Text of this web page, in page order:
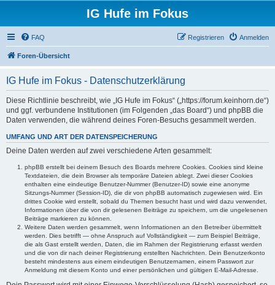
IG Hufe im Fokus
FAQ Anmelden
Registrieren
Foren-Übersicht
IG Hufe im Fokus - Datenschutzerklärung
Diese Richtlinie beschreibt, wie „IG Hufe im Fokus“ („https://forum.keinhorn.de“)
und ggf. verbundene Institutionen (im Folgenden „das Board“) und phpBB die
Daten verwenden, die während deines Foren-Besuchs gesammelt werden.
UMFANG UND ART DER DATENSPEICHERUNG
Deine Daten werden auf zwei verschiedene Arten gesammelt:
phpBB erstellt bei deinem Besuch des Boards mehrere Cookies. Cookies sind kleine
Textdateien, die dein Browser als temporäre Dateien ablegt. Zwei dieser Cookies
enthalten eine eindeutige Benutzer-Nummer (Benutzer-ID) sowie eine anonyme
Sitzungs-Nummer (Session-ID), die dir von phpBB automatisch zugewiesen wird. Ein
drittes Cookie wird erstellt, sobald du Themen besucht hast und wird dazu verwendet,
Informationen über die von dir gelesenen Beiträge zu speichern, um die ungelesenen
Beiträge markieren zu können.
Weitere Daten werden gesammelt, wenn Informationen an den Betreiber übermittelt
werden. Dies betrifft — ohne Anspruch auf Vollständigkeit — zum Beispiel Beiträge,
die als Gast erstellt werden, Daten, die im Rahmen der Registrierung erfasst werden
und die von dir nach deiner Registrierung erstellten Nachrichten. Dein Benutzerkonto
besteht mindestens aus einem eindeutigen Benutzernamen, einem Passwort zur
Anmeldung mit diesem Konto und einer persönlichen und gültigen E-Mail-Adresse.